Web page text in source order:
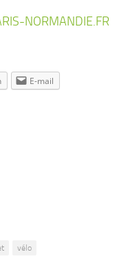
NORMANDIE.FR
E-mail
vélo